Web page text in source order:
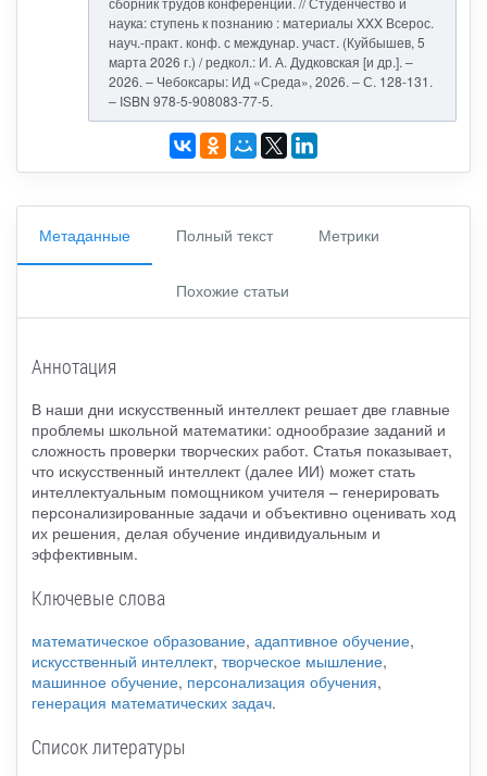
наука: ступень к познанию : материалы XXX Всерос.
науч.-практ. конф. с междунар. участ. (Куйбышев, 5
марта 2026 г.) / редкол.: И. А. Дудковская [и др.]. –
2026. – Чебоксары: ИД «Среда», 2026. – С. 128-131.
– ISBN 978-5-908083-77-5.
Метаданные Полный текст Метрики
Похожие статьи
Аннотация
В наши дни искусственный интеллект решает две главные
проблемы школьной математики: однообразие заданий и
сложность проверки творческих работ. Статья показывает,
что искусственный интеллект (далее ИИ) может стать
интеллектуальным помощником учителя – генерировать
персонализированные задачи и объективно оценивать ход
их решения, делая обучение индивидуальным и
эффективным.
Ключевые слова
математическое образование, адаптивное обучение,
искусственный интеллект, творческое мышление,
машинное обучение, персонализация обучения,
генерация математических задач.
Список литературы